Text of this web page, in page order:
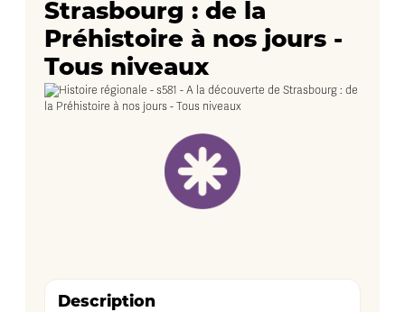
Strasbourg : de la
Préhistoire à nos jours -
Tous niveaux
Description